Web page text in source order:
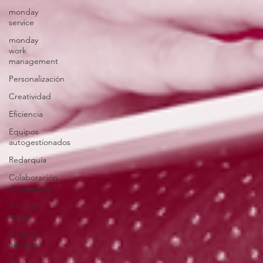
monday
service
monday
work
management
Personalización
Creatividad
Eficiencia
Equipos
autogestionados
Redarquía
Colaboración
de equipos
monday
magic
equipos
hibridos